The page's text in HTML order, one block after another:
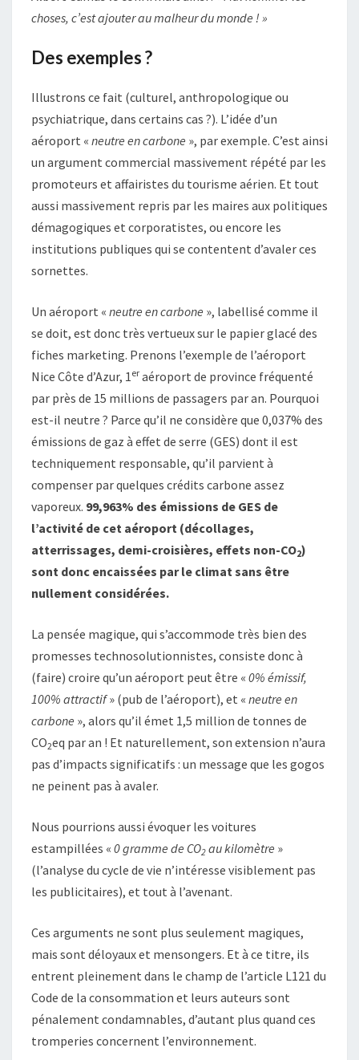
choses, c’est ajouter au malheur du monde ! »
Des exemples ?
Illustrons ce fait (culturel, anthropologique ou
psychiatrique, dans certains cas ?). L’idée d’un
aéroport « neutre en carbone », par exemple. C’est ainsi
un argument commercial massivement répété par les
promoteurs et affairistes du tourisme aérien. Et tout
aussi massivement repris par les maires aux politiques
démagogiques et corporatistes, ou encore les
institutions publiques qui se contentent d’avaler ces
sornettes.
Un aéroport « neutre en carbone », labellisé comme il
se doit, est donc très vertueux sur le papier glacé des
fiches marketing. Prenons l’exemple de l’aéroport
Nice Côte d’Azur, 1er aéroport de province fréquenté
par près de 15 millions de passagers par an. Pourquoi
est-il neutre ? Parce qu’il ne considère que 0,037% des
émissions de gaz à effet de serre (GES) dont il est
techniquement responsable, qu’il parvient à
compenser par quelques crédits carbone assez
vaporeux. 99,963% des émissions de GES de
l’activité de cet aéroport (décollages,
atterrissages, demi-croisières, effets non-CO2)
sont donc encaissées par le climat sans être
nullement considérées.
La pensée magique, qui s’accommode très bien des
promesses technosolutionnistes, consiste donc à
(faire) croire qu’un aéroport peut être « 0% émissif,
100% attractif» (pub de l’aéroport), et « neutre en
carbone », alors qu’il émet 1,5 million de tonnes de
CO2eq par an ! Et naturellement, son extension n’aura
pas d’impacts significatifs : un message que les gogos
ne peinent pas à avaler.
Nous pourrions aussi évoquer les voitures
estampillées « 0 gramme de CO2 au kilomètre »
(l’analyse du cycle de vie n’intéresse visiblement pas
les publicitaires), et tout à l’avenant.
Ces arguments ne sont plus seulement magiques,
mais sont déloyaux et mensongers. Et à ce titre, ils
entrent pleinement dans le champ de l’article L121 du
Code de la consommation et leurs auteurs sont
pénalement condamnables, d’autant plus quand ces
tromperies concernent l’environnement.